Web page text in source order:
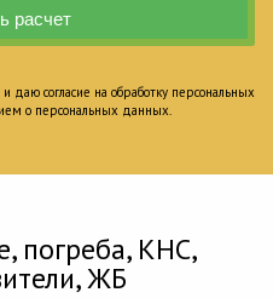
согласие на обработку персональных
о персональных данных.
погреба, КНС,
ЖБ